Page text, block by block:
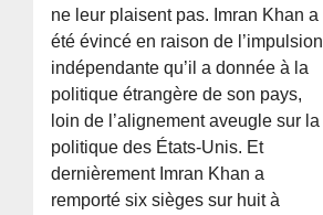
ne leur plaisent pas. Imran Khan a
été évincé en raison de l’impulsion
indépendante qu’il a donnée à la
politique étrangère de son pays,
loin de l’alignement aveugle sur la
politique des États-Unis. Et
dernièrement Imran Khan a
remporté six sièges sur huit à